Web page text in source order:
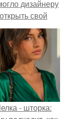
дизайнеру
открыть свой
бренд.
- шторка: